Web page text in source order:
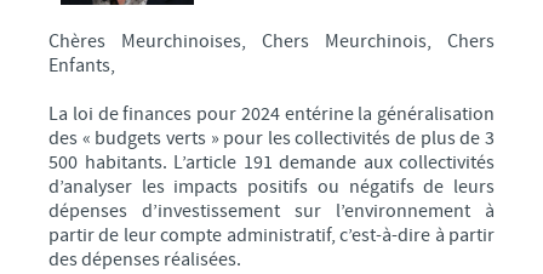
Chères Meurchinoises, Chers Meurchinois, Chers
Enfants,
La loi de finances pour 2024 entérine la généralisation
des « budgets verts » pour les collectivités de plus de 3
500 habitants. L’article 191 demande aux collectivités
d’analyser les impacts positifs ou négatifs de leurs
dépenses d’investissement sur l’environnement à
partir de leur compte administratif, c’est-à-dire à partir
des dépenses réalisées.